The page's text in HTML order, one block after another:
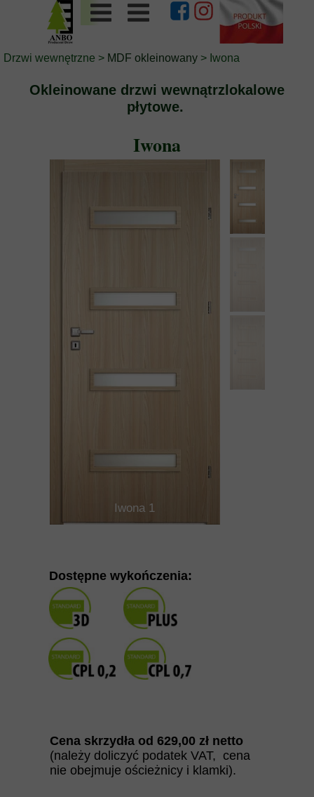
Drzwi wewnętrzne > MDF okleinowany > Iwona
Dostępne wykończenia:
Cena skrzydła od 629,00 zł netto
(należy doliczyć podatek VAT, cena
nie obejmuje ościeżnicy i klamki).
Okleinowane drzwi wewnątrzlokalowe
płytowe.
Iwona
Iwona 1